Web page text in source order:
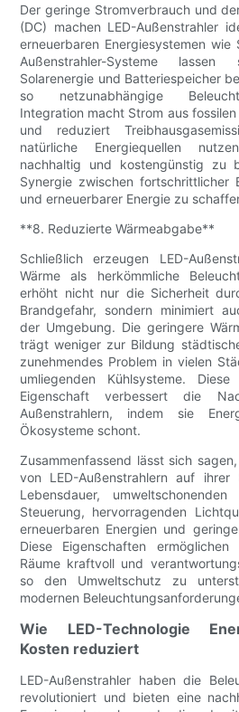
Der geringe Stromverbrauch und
(DC) machen LED-Außenstrahler
erneuerbaren Energiesystemen wie
Außenstrahler-Systeme
Solarenergie und Batteriespeicher
so netzunabhängige
Integration macht Strom aus
und reduziert
natürliche Energiequellen
nachhaltig und kostengünstig zu
Synergie zwischen fortschrittlicher
und erneuerbarer Energie zu
**8. Reduzierte Wärmeabgabe**
Schließlich erzeugen LED-
Wärme als herkömmliche
erhöht nicht nur die Sicherheit
Brandgefahr, sondern minimiert
der Umgebung. Die geringere
trägt weniger zur Bildung
zunehmendes Problem in vielen
umliegenden Kühlsysteme.
Eigenschaft verbessert die
Außenstrahlern, indem sie
Ökosysteme schont.
Zusammenfassend lässt sich
von LED-Außenstrahlern auf ihrer
Lebensdauer,
Steuerung, hervorragenden
erneuerbaren Energien und
Diese Eigenschaften ermöglichen
Räume kraftvoll und
so den Umweltschutz zu
modernen
Wie LED-Technologie
Kosten reduziert
LED-Außenstrahler haben die
revolutioniert und bieten eine